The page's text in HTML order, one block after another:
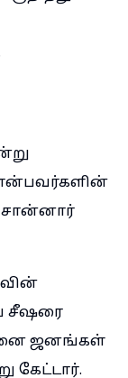
சொன்னார்
சீஷரை
ஜனங்கள்
கேட்டார்.